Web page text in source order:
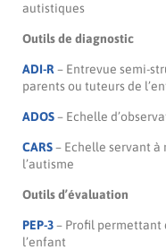
autistiques
Outils de diagnostic
ADI-R – Entrevue semi-
parents ou tuteurs de
ADOS– Echelle
CARS– Echelle servant à
l’autisme
Outils d’évaluation
PEP-3– Profil permettant
l’enfant